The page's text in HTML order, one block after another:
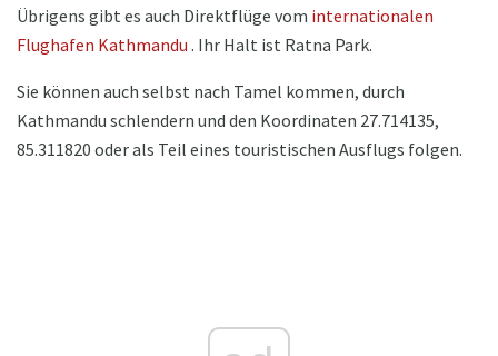
Übrigens gibt es auch Direktflüge vom internationalen
Flughafen Kathmandu . Ihr Halt ist Ratna Park.
Sie können auch selbst nach Tamel kommen, durch
Kathmandu schlendern und den Koordinaten 27.714135,
85.311820 oder als Teil eines touristischen Ausflugs folgen.